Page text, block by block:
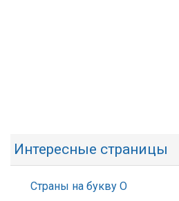
Интересные страницы
Страны на букву О